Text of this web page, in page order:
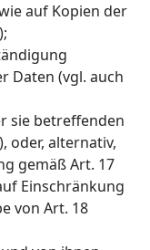
auf Kopien der
Daten (vgl. auch
sie betreffenden
oder, alternativ,
gemäß Art. 17
Einschränkung
von Art. 18